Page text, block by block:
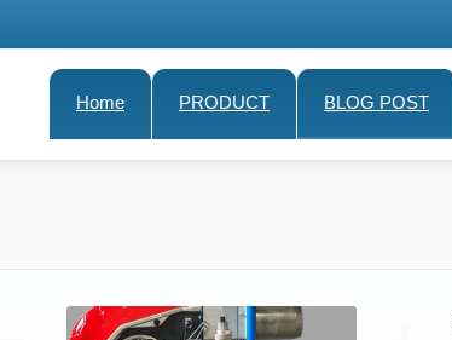
Home PRODUCT BLOG POST